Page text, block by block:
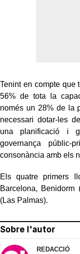
Tenint en compte que
56% de tota la
només un 28% de la
necessari dotar-les
una planificació i
governança
consonància amb els
Els quatre primers
Barcelona,
(Las Palmas).
Sobre l'autor
REDACCIÓ